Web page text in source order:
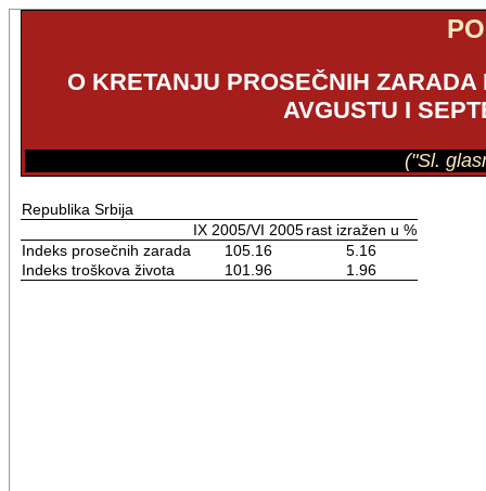
O KRETANJU PROSEČNIH
AVGUSTU I
("Sl.
Republika Srbija
IX 2005/VI 2005 rast izražen u %
Indeks prosečnih zarada
105.16
5.16
Indeks troškova života
101.96 1.96